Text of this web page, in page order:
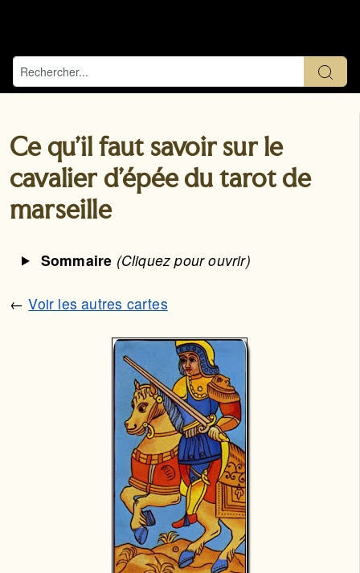
Ce qu'il faut savoir sur le
cavalier d'épée du tarot de
marseille
Sommaire (Cliquez pour ouvrir)
←Voir les autres cartes